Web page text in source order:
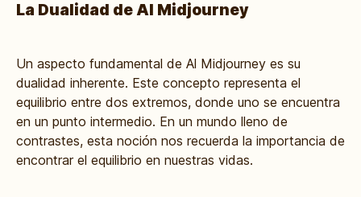
La Dualidad de Al Midjourney
Un aspecto fundamental de Al Midjourney es su
dualidad inherente. Este concepto representa el
equilibrio entre dos extremos, donde uno se encuentra
en un punto intermedio. En un mundo lleno de
contrastes, esta noción nos recuerda la importancia de
encontrar el equilibrio en nuestras vidas.